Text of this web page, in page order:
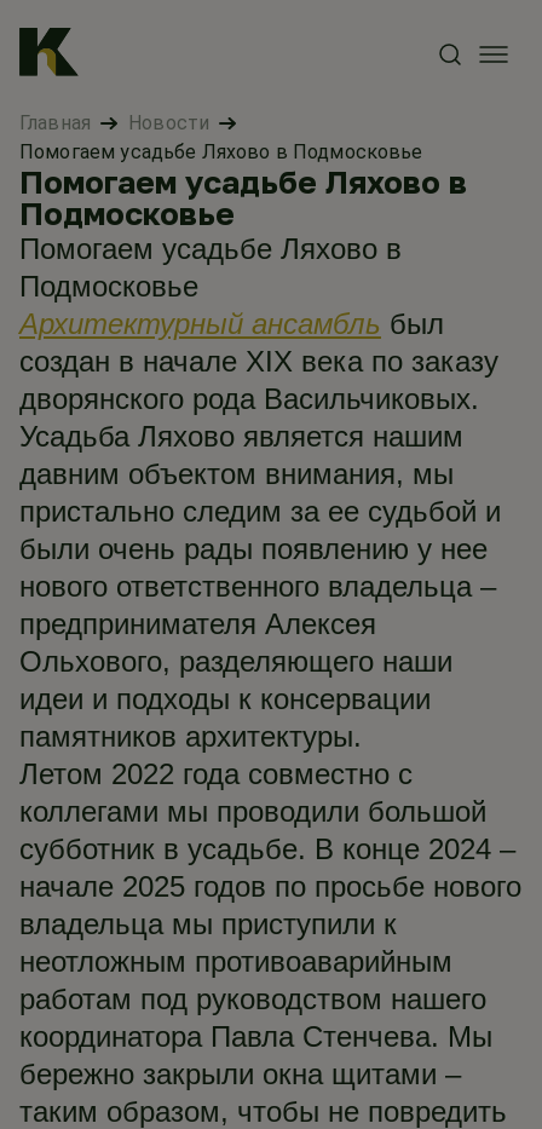
Главная
Новости
Помогаем усадьбе Ляхово в Подмосковье
Помогаем усадьбе Ляхово в
Подмосковье
Помогаем усадьбе Ляхово в
Подмосковье
Архитектурный ансамбль был
создан в начале XIX века по заказу
дворянского рода Васильчиковых.
Усадьба Ляхово является нашим
давним объектом внимания, мы
пристально следим за ее судьбой и
были очень рады появлению у нее
нового ответственного владельца –
предпринимателя Алексея
Ольхового, разделяющего наши
идеи и подходы к консервации
памятников архитектуры.
Летом 2022 года совместно с
коллегами мы проводили большой
субботник в усадьбе. В конце 2024 –
начале 2025 годов по просьбе нового
владельца мы приступили к
неотложным противоаварийным
работам под руководством нашего
координатора Павла Стенчева. Мы
бережно закрыли окна щитами –
таким образом, чтобы не повредить